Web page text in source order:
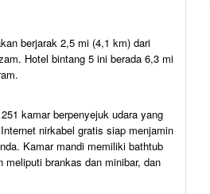
berjarak 2,5 mi (4,1 km) dari
Hotel bintang 5 ini berada 6,3 mi
kamar berpenyejuk udara yang
nirkabel gratis siap menjamin
Kamar mandi memiliki bathtub
meliputi brankas dan minibar, dan